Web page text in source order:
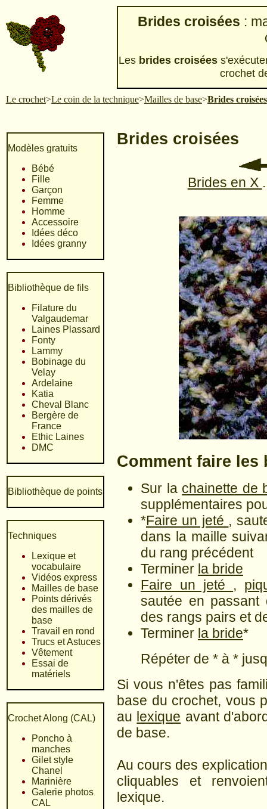
Brides croisées :
Les brides croisées
crochet
Le crochet>Le coin de la technique>Mailles de base>Brides croisées
Modèles gratuits
Bébé
Fille
Garçon
Femme
Homme
Accessoire
Idées déco
Idées granny
Bibliothèque de fils
Filature du
Valgaudemar
Laines Plassard
Fonty
Lammy
Bobinage du
Velay
Ardelaine
Katia
Cheval Blanc
Bergère de
France
Ethic Laines
DMC
Bibliothèque de points
Techniques
Lexique et
vocabulaire
Vidéos express
Mailles de base
Points dérivés
des mailles de
base
Travail en rond
Trucs et Astuces
Vêtement
Essai de
matériels
Crochet Along (CAL)
Poncho à
manches
Gilet style
Chanel
Marinière
Galerie photos
CAL
Brides croisées
Brides en X
Comment faire les
Sur la chainette de
supplémentaires
*Faire un jeté ,
dans la maille
du rang précédent
Terminer la bride
Faire un jeté ,
sautée en
des rangs pairs et
Terminer la bride*
Répéter de * à *
Si vous n'êtes pas
base du crochet, vous
au lexique avant
de base.
Au cours des
cliquables et
lexique.